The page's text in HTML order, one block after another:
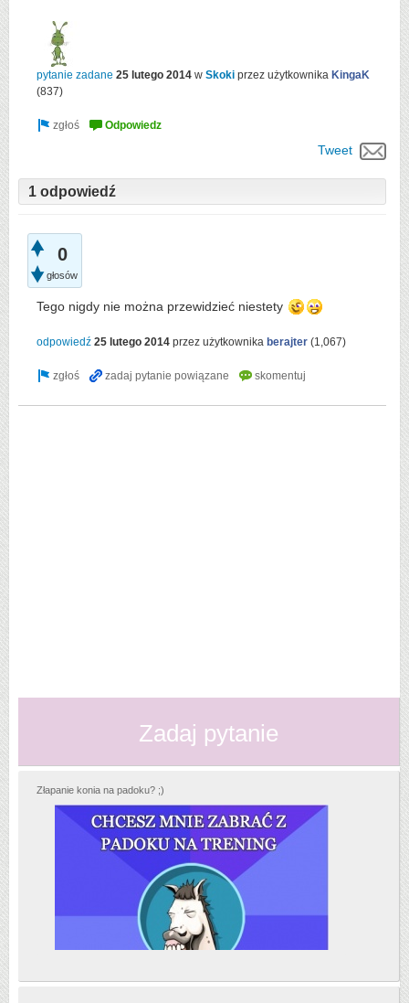
pytanie zadane 25 lutego 2014 w Skoki przez użytkownika KingaK
(837)
Tweet
1 odpowiedź
0
głosów
Tego nigdy nie można przewidzieć niestety
odpowiedź 25 lutego 2014 przez użytkownika berajter (1,067)
Zadaj pytanie
Złapanie konia na padoku? ;)